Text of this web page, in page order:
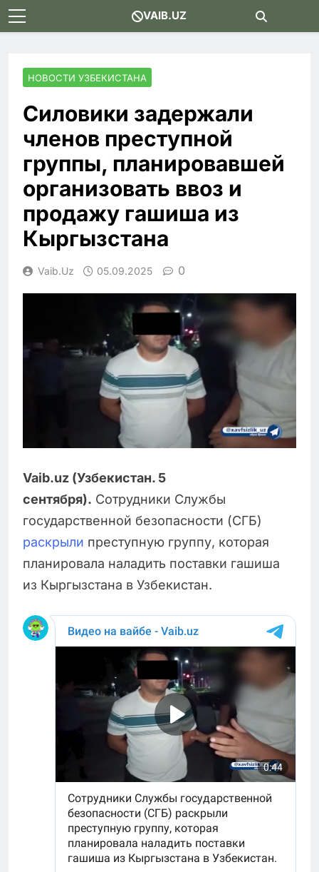
Skip
to
VAIB.UZ
НОВОСТИ УЗБЕКИСТАНА
Силовики задержали
членов преступной
группы, планировавшей
организовать ввоз и
продажу гашиша из
Кыргызстана
Vaib.uz 05.09.2025 0
Vaib.uz (Узбекистан. 5
сентября). Сотрудники Службы
государственной безопасности (СГБ)
раскрыли преступную группу, которая
планировала наладить поставки гашиша
из Кыргызстана в Узбекистан.